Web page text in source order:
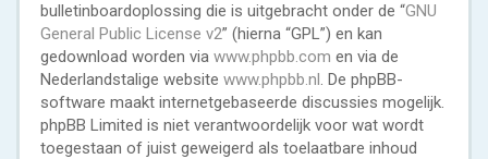
bulletinboardoplossing die is uitgebracht onder de “GNU
General Public License v2” (hierna “GPL”) en kan
gedownload worden via www.phpbb.com en via de
Nederlandstalige website www.phpbb.nl. De phpBB-
software maakt internetgebaseerde discussies mogelijk.
phpBB Limited is niet verantwoordelijk voor wat wordt
toegestaan of juist geweigerd als toelaatbare inhoud